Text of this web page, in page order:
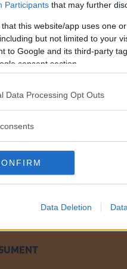
Participants that may further
that this website/app uses one
but not limited to your
to Google and its third-party
consent section.
Data Processing Opt Outs
Data Deletion
spraya
gör det själv eller är
rostskydd, även
och för att få
och låta bilen stå
inte så lämpliga för
medel i